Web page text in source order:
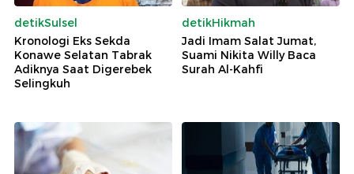
detikSulsel
Kronologi Eks Sekda
Konawe Selatan Tabrak
Adiknya Saat Digerebek
Selingkuh
detikHikmah
Jadi Imam Salat Jumat,
Suami Nikita Willy Baca
Surah Al-Kahfi